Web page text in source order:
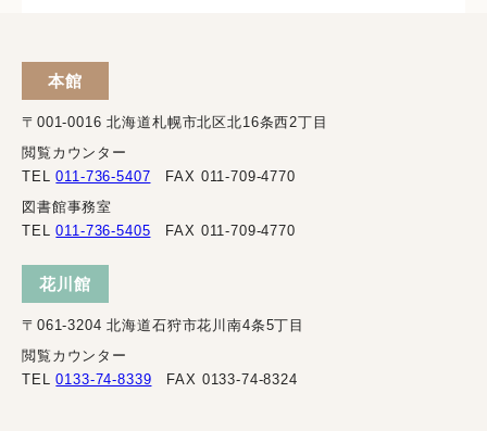
本館
〒001-0016 北海道札幌市北区北16条西2丁目
閲覧カウンター
TEL011-736-5407 FAX 011-709-4770
図書館事務室
TEL011-736-5405 FAX 011-709-4770
花川館
〒061-3204 北海道石狩市花川南4条5丁目
閲覧カウンター
TEL0133-74-8339 FAX 0133-74-8324